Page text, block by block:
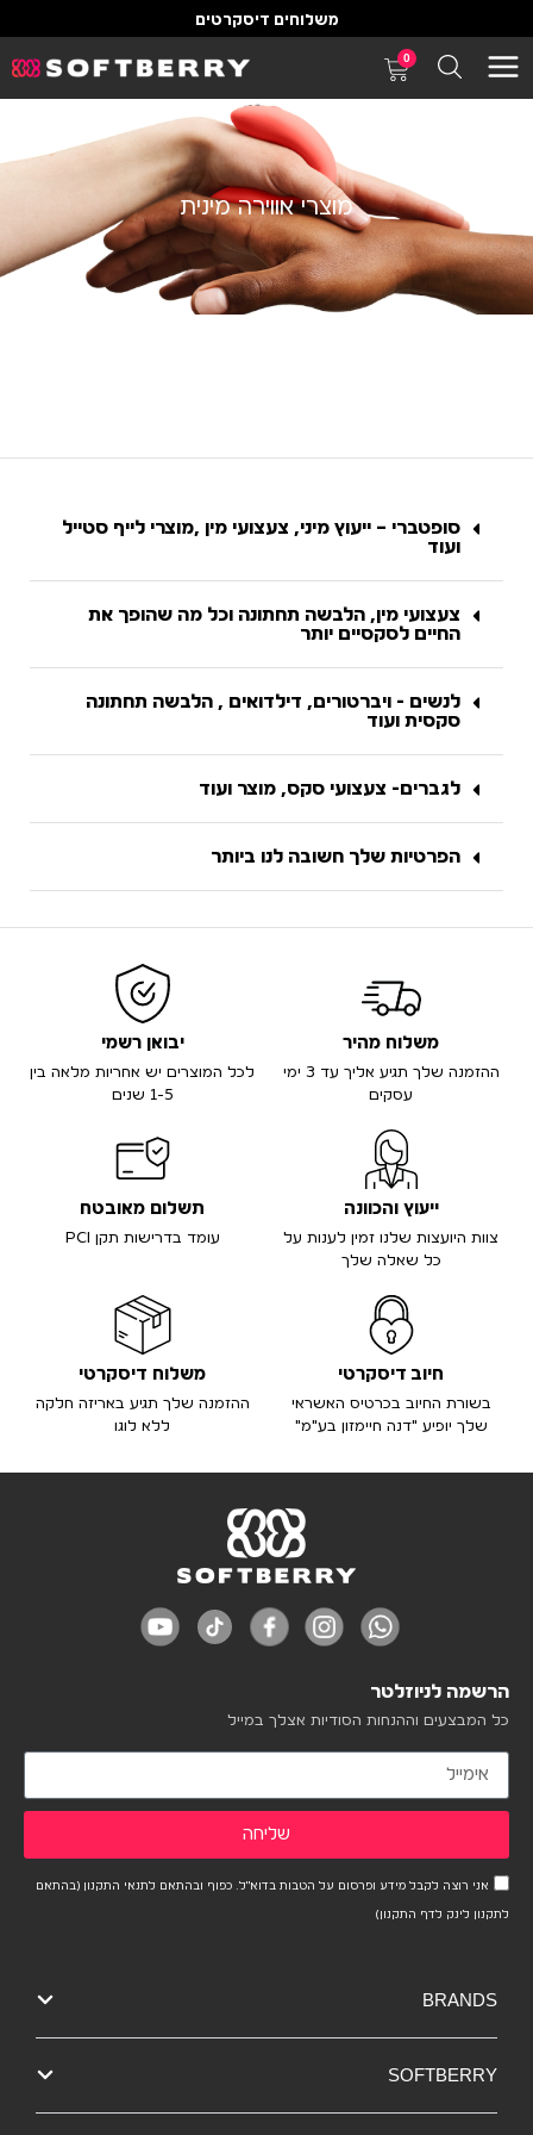
משלוחים דיסקרטים
0
מוצרי אווירה מינית
סופטברי – ייעוץ מיני, צעצועי מין ,מוצרי לייף סטייל
ועוד
צעצועי מין, הלבשה תחתונה וכל מה שהופך את
החיים לסקסיים יותר
לנשים - ויברטורים, דילדואים , הלבשה תחתונה
סקסית ועוד
לגברים- צעצועי סקס, מוצר ועוד
הפרטיות שלך חשובה לנו ביותר
משלוח מהיר
ההזמנה שלך תגיע אליך עד 3 ימי
עסקים
יבואן רשמי
לכל המוצרים יש אחריות מלאה בין
1-5 שנים
ייעוץ והכוונה
צוות היועצות שלנו זמין לענות על
כל שאלה שלך
תשלום מאובטח
עומד בדרישות תקן PCI
חיוב דיסקרטי
בשורת החיוב בכרטיס האשראי
שלך יופיע "דנה חיימזון בע"מ"
משלוח דיסקרטי
ההזמנה שלך תגיע באריזה חלקה
ללא לוגו
הרשמה לניוזלטר
כל המבצעים וההנחות הסודיות אצלך במייל
אני רוצה לקבל מידע ופרסום על הטבות בדוא"ל. כפוף ובהתאם לתנאי התקנון (בהתאם
לתקנון לינק לדף התקנון)
שליחה
BRANDS
SOFTBERRY